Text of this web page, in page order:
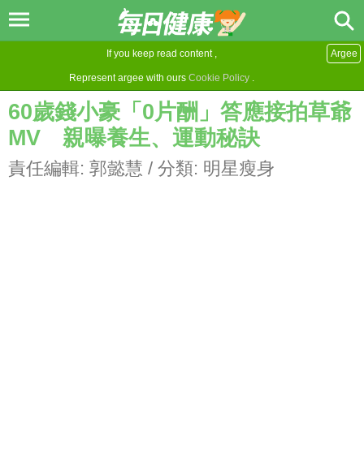
If you keep read content ,
Represent argee with ours Cookie Policy .
Argee
60歲錢小豪「0片酬」答應接拍草爺
MV 親曝養生、運動秘訣
責任編輯: 郭懿慧 / 分類: 明星瘦身